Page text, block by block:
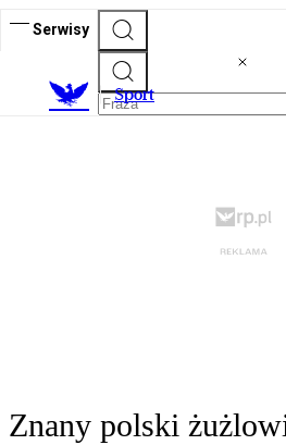
Serwisy
Sport
Znany polski